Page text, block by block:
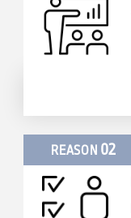
REASON 02